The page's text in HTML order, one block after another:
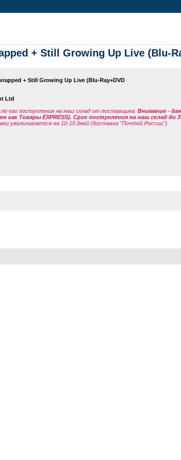
+ Still Growing Up Live (Blu-
+ Still Growing Up Live (Blu-Ray+DVD
Ltd
его поступления на наш склад от поставщика: Внимание -
как Товары EXPRESS). Срок поступления на наш склад до
увеличивается на 10-15 дней (доставка "Почтой России").